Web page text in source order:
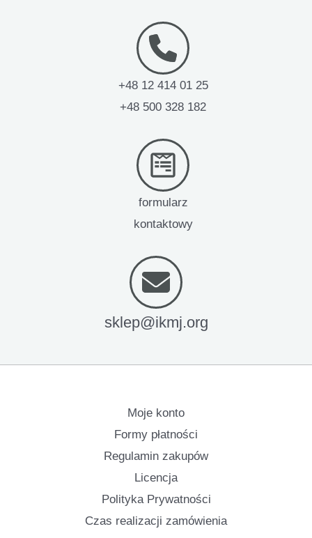
+48 12 414 01 25
+48 500 328 182
formularz
kontaktowy
sklep@ikmj.org
Moje konto
Formy płatności
Regulamin zakupów
Licencja
Polityka Prywatności
Czas realizacji zamówienia